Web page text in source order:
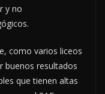
y no
como varios liceos
buenos resultados
que tienen altas